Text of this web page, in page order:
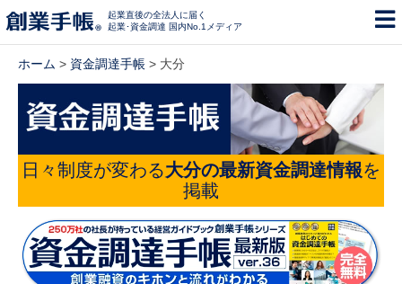
起業直後の全法人に届く
起業･資金調達 国内No.1メディア
ホーム > 資金調達手帳 > 大分
日々制度が変わる大分の最新資金調達情報を
掲載